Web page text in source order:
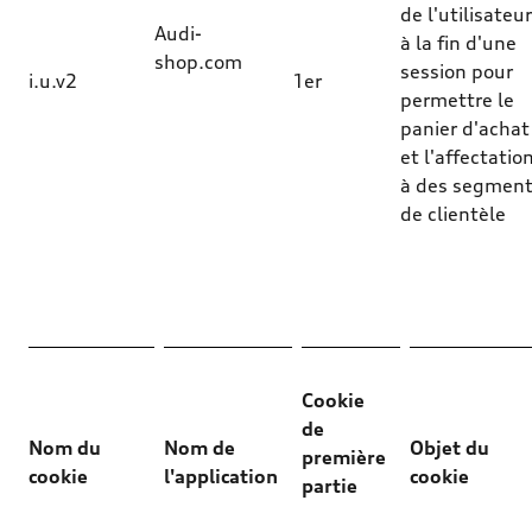
i.u.v2
Audi-
shop.com
1er
de l'utilisateur
à la fin d'une
session pour
permettre le
panier d'achat
et
à des
de clientèle
Nom du
cookie
Nom de
l'application
Cookie
de
première
partie
Objet du
cookie